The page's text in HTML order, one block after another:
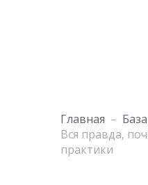
Главная –
Вся правда,
практики